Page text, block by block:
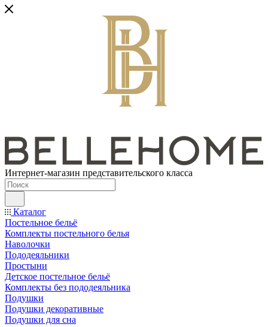
Интернет-магазин представительского класса
Каталог
Постельное бельё
Комплекты постельного белья
Наволочки
Пододеяльники
Простыни
Детское постельное бельё
Комплекты без пододеяльника
Подушки
Подушки декоративные
Подушки для сна